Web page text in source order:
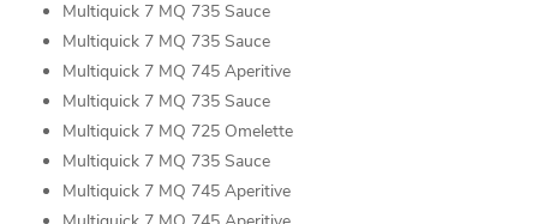
Multiquick 7 MQ 735 Sauce
Multiquick 7 MQ 735 Sauce
Multiquick 7 MQ 745 Aperitive
Multiquick 7 MQ 735 Sauce
Multiquick 7 MQ 725 Omelette
Multiquick 7 MQ 735 Sauce
Multiquick 7 MQ 745 Aperitive